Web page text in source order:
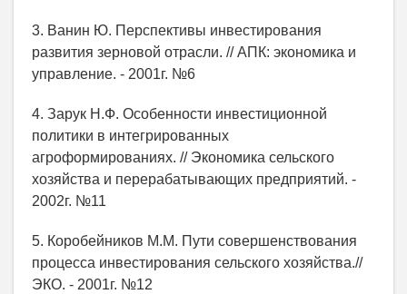
3. Ванин Ю. Перспективы инвестирования
развития зерновой отрасли. // АПК: экономика и
управление. - 2001г. №6
4. Зарук Н.Ф. Особенности инвестиционной
политики в интегрированных
агроформированиях. // Экономика сельского
хозяйства и перерабатывающих предприятий. -
2002г. №11
5. Коробейников М.М. Пути совершенствования
процесса инвестирования сельского хозяйства.//
ЭКО. - 2001г. №12